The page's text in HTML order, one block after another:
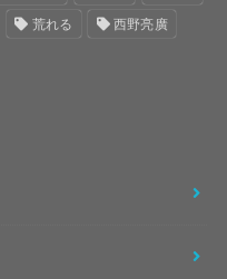
荒れる 西野亮廣